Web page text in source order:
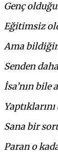
Genç
Eğitimsiz
Ama
Senden
İsa’nın bile
Sana bir
Paran o